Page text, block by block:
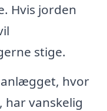
Hvis jorden
stige.
anlægget, hvor
har vanskelig